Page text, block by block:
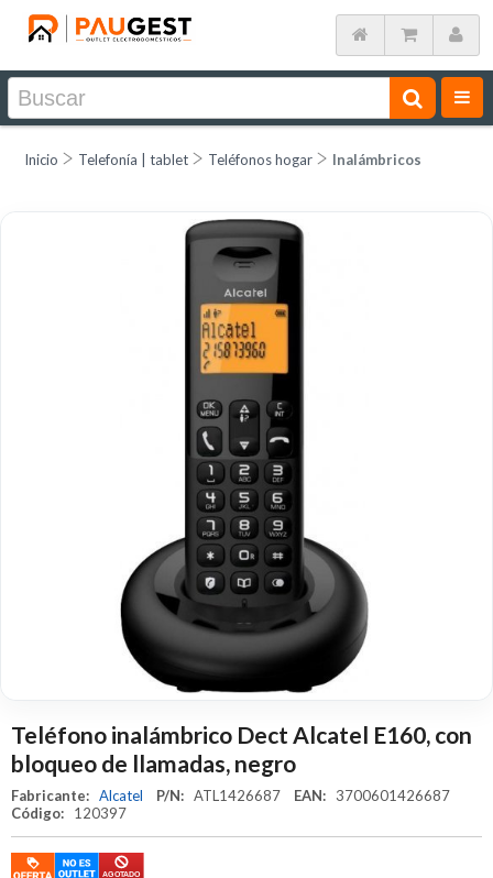
Inicio Telefonía | tablet Teléfonos hogar Inalámbricos
Teléfono inalámbrico Dect Alcatel E160, con
bloqueo de llamadas, negro
Fabricante: Alcatel P/N: ATL1426687 EAN:
3700601426687
Código:
120397